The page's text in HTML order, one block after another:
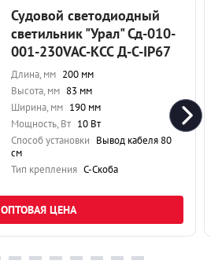
Судовой светодиодный
светильник "Урал" Сд-010-
001-230VAC-КСС Д-С-IP67
Длина, мм 200 мм
Высота, мм 83 мм
Ширина, мм 190 мм
Мощность, Вт 10 Вт
Способ установки Вывод кабеля 80
см
Тип крепления С-Скоба
ОПТОВАЯ ЦЕНА